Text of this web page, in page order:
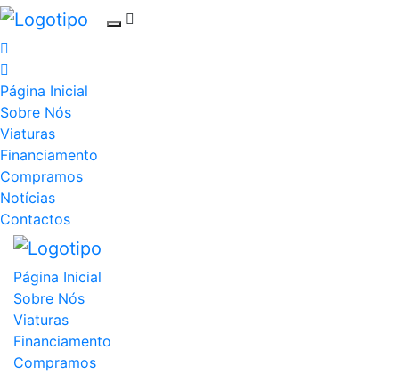
Página Inicial
Sobre Nós
Viaturas
Financiamento
Compramos
Notícias
Contactos
Página Inicial
Sobre Nós
Viaturas
Financiamento
Compramos